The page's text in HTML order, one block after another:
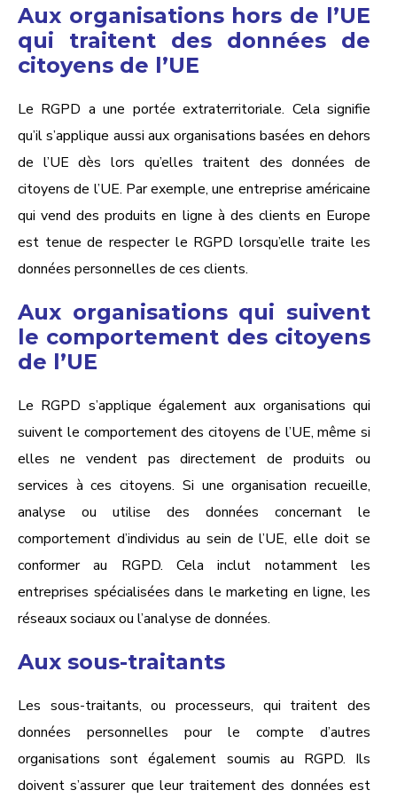
Aux organisations hors de l’UE
qui traitent des données de
citoyens de l’UE
Le RGPD a une portée extraterritoriale. Cela signifie
qu’il s’applique aussi aux organisations basées en dehors
de l’UE dès lors qu’elles traitent des données de
citoyens de l’UE. Par exemple, une entreprise américaine
qui vend des produits en ligne à des clients en Europe
est tenue de respecter le RGPD lorsqu’elle traite les
données personnelles de ces clients.
Aux organisations qui suivent
le comportement des citoyens
de l’UE
Le RGPD s’applique également aux organisations qui
suivent le comportement des citoyens de l’UE, même si
elles ne vendent pas directement de produits ou
services à ces citoyens. Si une organisation recueille,
analyse ou utilise des données concernant le
comportement d’individus au sein de l’UE, elle doit se
conformer au RGPD. Cela inclut notamment les
entreprises spécialisées dans le marketing en ligne, les
réseaux sociaux ou l’analyse de données.
Aux sous-traitants
Les sous-traitants, ou processeurs, qui traitent des
données personnelles pour le compte d’autres
organisations sont également soumis au RGPD. Ils
doivent s’assurer que leur traitement des données est